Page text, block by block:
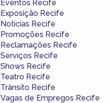
Eventos Recife
Exposição Recife
Notícias Recife
Promoções Recife
Reclamações Recife
Serviços Recife
Shows Recife
Teatro Recife
Trânsito Recife
Vagas de Empregos Recife